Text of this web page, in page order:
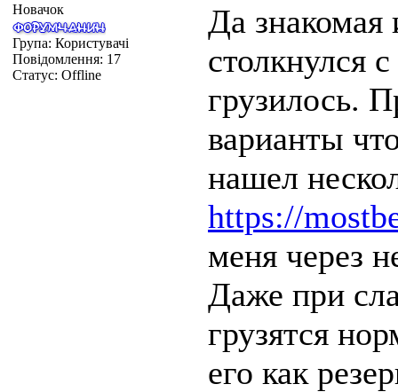
Новачок
Група: Користувачі
Повідомлення: 17
Статус: Offline
Да знакомая
столкнулся
грузилось.
варианты
нашел
https://
меня через
Даже при
грузятся
его как